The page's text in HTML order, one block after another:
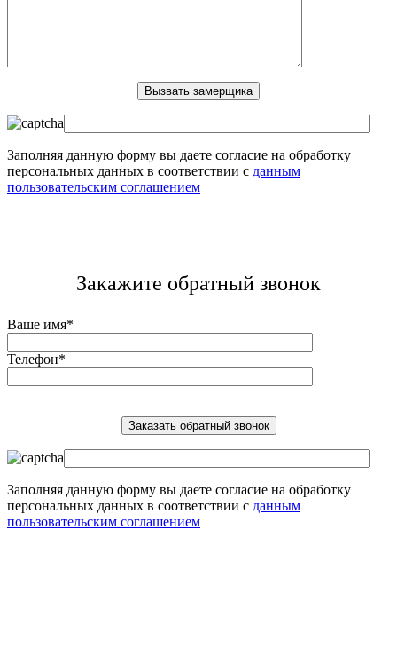
Заполняя данную форму вы даете согласие на обработку
персональных данных в соответствии с данным
пользовательским соглашением
Закажите обратный звонок
Ваше имя*
Телефон*
Заполняя данную форму вы даете согласие на обработку
персональных данных в соответствии с данным
пользовательским соглашением